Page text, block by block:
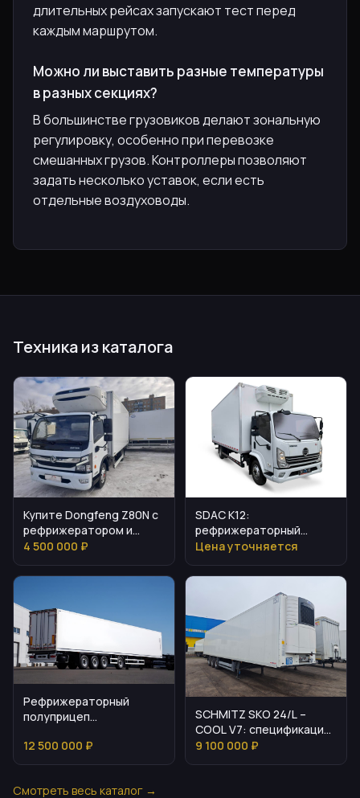
длительных рейсах запускают тест перед
каждым маршрутом.
Можно ли выставить разные температуры
в разных секциях?
В большинстве грузовиков делают зональную
регулировку, особенно при перевозке
смешанных грузов. Контроллеры позволяют
задать несколько уставок, если есть
отдельные воздуховоды.
Техника из каталога
Купите Dongfeng Z80N с
рефрижератором и
полной подготовкой
4 500 000 ₽
SDAC K12:
рефрижераторный
грузовик для стабильных
перевозок
Цена уточняется
Рефрижераторный
полуприцеп
9703
12 500 000 ₽
SCHMITZ SKO 24/L –
COOL V7: спецификация
и стоимость
9 100 000 ₽
Смотреть весь каталог →